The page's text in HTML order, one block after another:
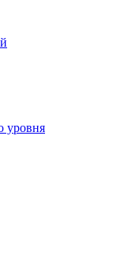
уровня